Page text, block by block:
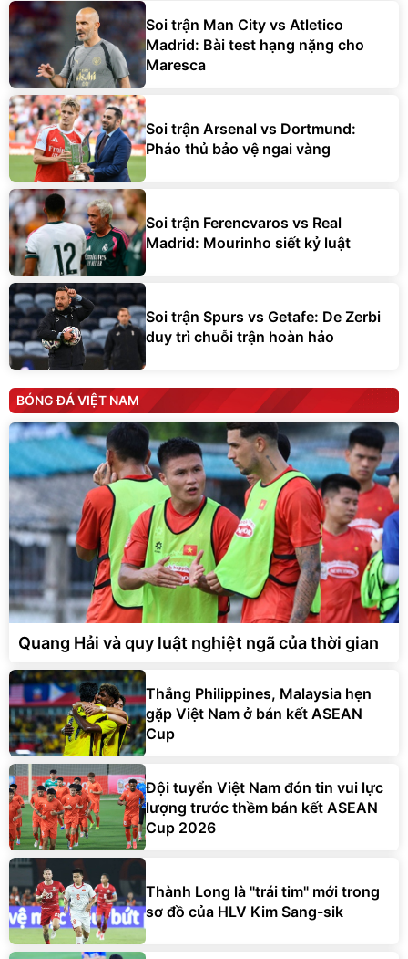
Soi trận Man City vs Atletico
Madrid: Bài test hạng nặng cho
Maresca
Soi trận Arsenal vs Dortmund:
Pháo thủ bảo vệ ngai vàng
Soi trận Ferencvaros vs Real
Madrid: Mourinho siết kỷ luật
Soi trận Spurs vs Getafe: De Zerbi
duy trì chuỗi trận hoàn hảo
BÓNG ĐÁ VIỆT NAM
Quang Hải và quy luật nghiệt ngã của thời gian
Thắng Philippines, Malaysia hẹn
gặp Việt Nam ở bán kết ASEAN
Cup
Đội tuyển Việt Nam đón tin vui lực
lượng trước thềm bán kết ASEAN
Cup 2026
Thành Long là "trái tim" mới trong
sơ đồ của HLV Kim Sang-sik